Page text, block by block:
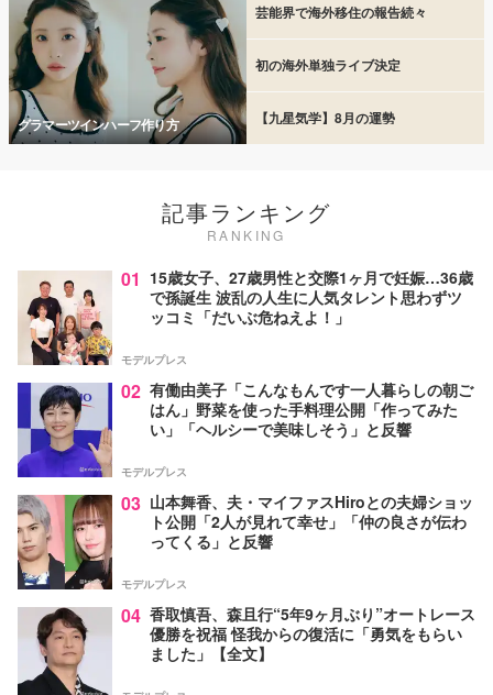
グラマーツインハーフ作り方
芸能界で海外移住の報告続々
初の海外単独ライブ決定
【九星気学】8月の運勢
記事ランキング
RANKING
01 15歳女子、27歳男性と交際1ヶ月で妊娠…36歳
で孫誕生 波乱の人生に人気タレント思わずツ
ッコミ「だいぶ危ねえよ！」
モデルプレス
02 有働由美子「こんなもんです一人暮らしの朝ご
はん」野菜を使った手料理公開「作ってみた
い」「ヘルシーで美味しそう」と反響
モデルプレス
03 山本舞香、夫・マイファスHiroとの夫婦ショッ
ト公開「2人が見れて幸せ」「仲の良さが伝わ
ってくる」と反響
モデルプレス
04 香取慎吾、森且行“5年9ヶ月ぶり”オートレース
優勝を祝福 怪我からの復活に「勇気をもらい
ました」【全文】